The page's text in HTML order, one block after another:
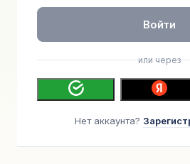
Войти
или через
Нет аккаунта?